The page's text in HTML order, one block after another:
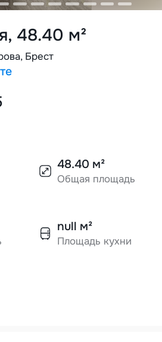
48.40 м²
Брест
48.40 м²
Общая площадь
null м²
Площадь кухни